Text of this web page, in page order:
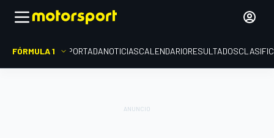
FÓRMULA 1 PORTADANOTICIASCALENDARIORESULTADOS